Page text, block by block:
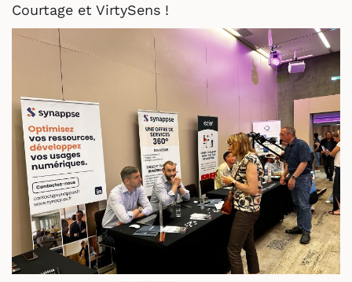
Courtage et VirtySens !